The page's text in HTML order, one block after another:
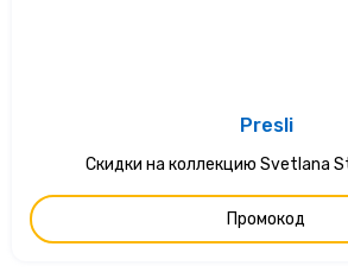
Presli
Скидки на коллекцию Svetlana
Промокод